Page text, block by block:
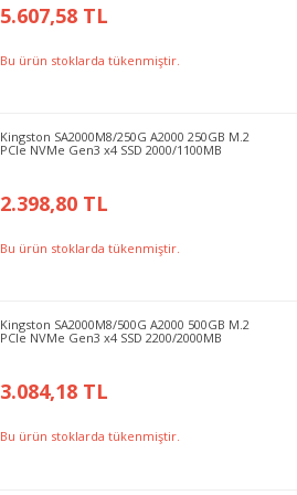
5.607,58 TL
Bu ürün stoklarda tükenmiştir.
Kingston SA2000M8/250G A2000 250GB M.2
PCIe NVMe Gen3 x4 SSD 2000/1100MB
2.398,80 TL
Bu ürün stoklarda tükenmiştir.
Kingston SA2000M8/500G A2000 500GB M.2
PCIe NVMe Gen3 x4 SSD 2200/2000MB
3.084,18 TL
Bu ürün stoklarda tükenmiştir.